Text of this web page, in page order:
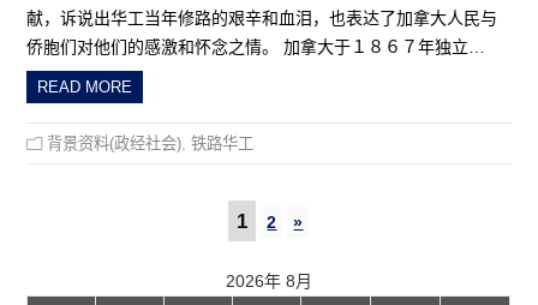
献，诉说出华工当年修路的艰辛和血泪，也表达了加拿大人民与
侨胞们对他们的感激和怀念之情。 加拿大于１８６７年独立…
READ MORE
背景资料(政经社会) ,铁路华工
1 2 »
2026年 8月